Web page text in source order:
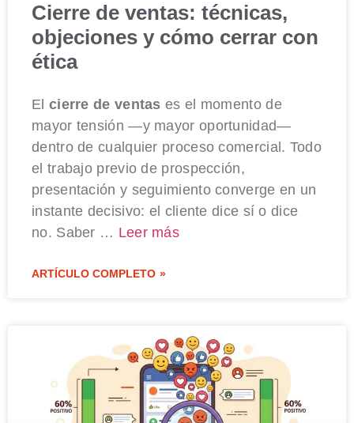
Cierre de ventas: técnicas,
objeciones y cómo cerrar con
ética
El cierre de ventas es el momento de
mayor tensión —y mayor oportunidad—
dentro de cualquier proceso comercial. Todo
el trabajo previo de prospección,
presentación y seguimiento converge en un
instante decisivo: el cliente dice sí o dice
no. Saber … Leer más
ARTÍCULO COMPLETO »